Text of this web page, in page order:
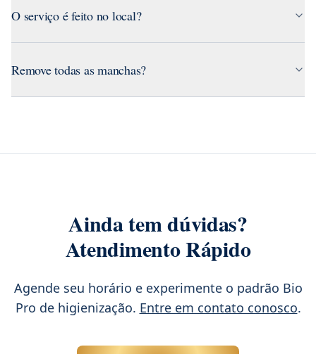
O serviço é feito no local?
Remove todas as manchas?
Ainda tem dúvidas?
Atendimento Rápido
Agende seu horário e experimente o padrão Bio
Pro de higienização. Entre em contato conosco.